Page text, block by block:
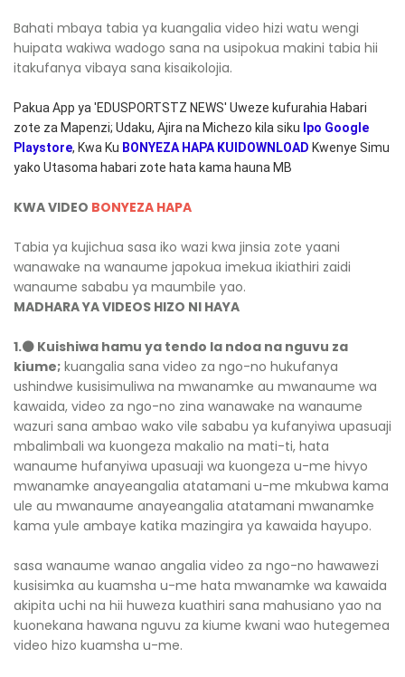
Bahati mbaya tabia ya kuangalia video hizi watu wengi
huipata wakiwa wadogo sana na usipokua makini tabia hii
itakufanya vibaya sana kisaikolojia.
Pakua App ya 'EDUSPORTSTZ NEWS' Uweze kufurahia Habari
zote za Mapenzi; Udaku, Ajira na Michezo kila siku Ipo Google
Playstore, Kwa Ku BONYEZA HAPA KUIDOWNLOAD Kwenye Simu
yako Utasoma habari zote hata kama hauna MB
KWA VIDEO BONYEZA HAPA
Tabia ya kujichua sasa iko wazi kwa jinsia zote yaani
wanawake na wanaume japokua imekua ikiathiri zaidi
wanaume sababu ya maumbile yao.
MADHARA YA VIDEOS HIZO NI HAYA
1.⚫️ Kuishiwa hamu ya tendo la ndoa na nguvu za
kiume; kuangalia sana video za ngo-no hukufanya
ushindwe kusisimuliwa na mwanamke au mwanaume wa
kawaida, video za ngo-no zina wanawake na wanaume
wazuri sana ambao wako vile sababu ya kufanyiwa upasuaji
mbalimbali wa kuongeza makalio na mati-ti, hata
wanaume hufanyiwa upasuaji wa kuongeza u-me hivyo
mwanamke anayeangalia atatamani u-me mkubwa kama
ule au mwanaume anayeangalia atatamani mwanamke
kama yule ambaye katika mazingira ya kawaida hayupo.
sasa wanaume wanao angalia video za ngo-no hawawezi
kusisimka au kuamsha u-me hata mwanamke wa kawaida
akipita uchi na hii huweza kuathiri sana mahusiano yao na
kuonekana hawana nguvu za kiume kwani wao hutegemea
video hizo kuamsha u-me.